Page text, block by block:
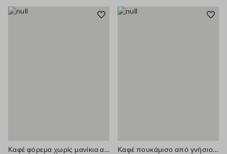
Καφέ φόρεμα χωρίς μανίκια από γνήσιο δέρμα με στενή εφαρμογή και V-λαιμόκοψη
Καφέ πουκάμισο από γνήσιο δέρμα σε κανονική εφαρμογή